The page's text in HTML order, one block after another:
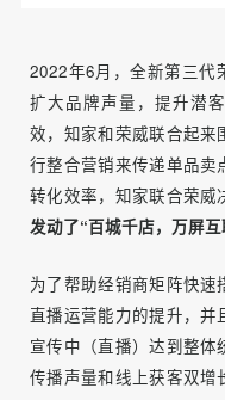
2022年6月，全新第三
扩大品牌声量，提升
效，知家和荣威联合
转化效率，知家联合
发动了“百城千店，万
为了帮助经销商矩阵